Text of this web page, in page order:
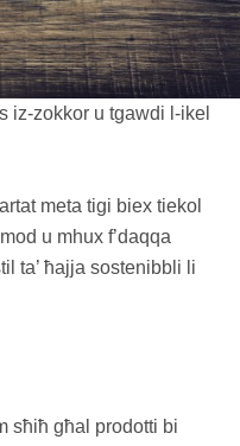
iz-zokkor u tgawdi l-ikel
meta tigi biex tiekol
u mhux f’daqqa
ta’ ħajja sostenibbli li
sħiħ għal prodotti bi